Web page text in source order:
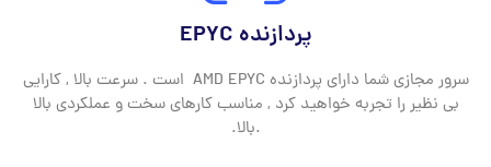
پردازنده EPYC
سرور مجازی شما دارای پردازنده AMD EPYC است . سرعت بالا , کارایی
بی نظیر را تجربه خواهید کرد , مناسب کارهای سخت و عملکردی بالا
.بالا.